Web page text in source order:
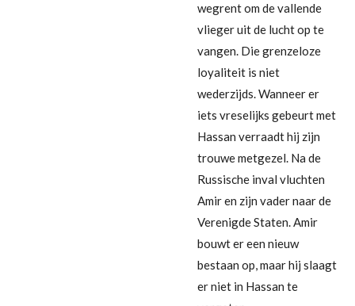
wegrent om de vallende
vlieger uit de lucht op te
vangen. Die grenzeloze
loyaliteit is niet
wederzijds. Wanneer er
iets vreselijks gebeurt met
Hassan verraadt hij zijn
trouwe metgezel. Na de
Russische inval vluchten
Amir en zijn vader naar de
Verenigde Staten. Amir
bouwt er een nieuw
bestaan op, maar hij slaagt
er niet in Hassan te